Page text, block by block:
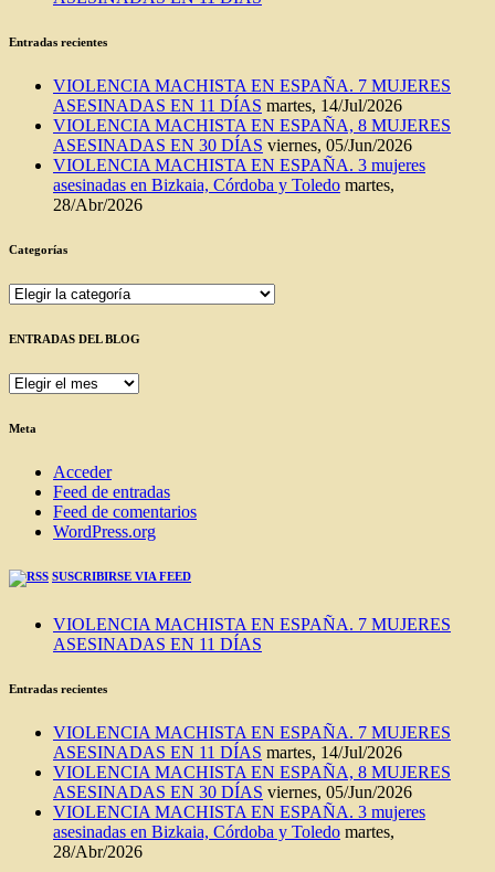
Entradas recientes
VIOLENCIA MACHISTA EN ESPAÑA. 7 MUJERES
ASESINADAS EN 11 DÍAS martes, 14/Jul/2026
VIOLENCIA MACHISTA EN ESPAÑA, 8 MUJERES
ASESINADAS EN 30 DÍAS viernes, 05/Jun/2026
VIOLENCIA MACHISTA EN ESPAÑA. 3 mujeres
asesinadas en Bizkaia, Córdoba y Toledo martes,
28/Abr/2026
Categorías
Categorías
ENTRADAS DEL BLOG
ENTRADAS
BLOG
Meta
Acceder
Feed de entradas
Feed de comentarios
WordPress.org
SUSCRIBIRSE VIA FEED
VIOLENCIA MACHISTA EN ESPAÑA. 7 MUJERES
ASESINADAS EN 11 DÍAS
Entradas recientes
VIOLENCIA MACHISTA EN ESPAÑA. 7 MUJERES
ASESINADAS EN 11 DÍAS martes, 14/Jul/2026
VIOLENCIA MACHISTA EN ESPAÑA, 8 MUJERES
ASESINADAS EN 30 DÍAS viernes, 05/Jun/2026
VIOLENCIA MACHISTA EN ESPAÑA. 3 mujeres
asesinadas en Bizkaia, Córdoba y Toledo martes,
28/Abr/2026